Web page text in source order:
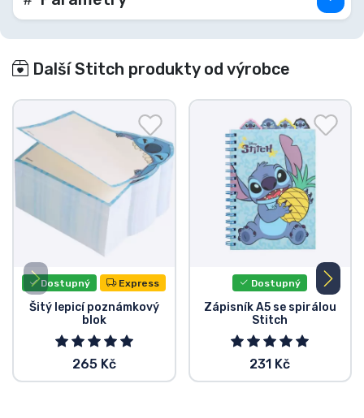
Další Stitch produkty od výrobce
Dostupný Express
Šitý lepicí poznámkový
blok
265 Kč
Dostupný
Zápisník A5 se spirálou
Stitch
231 Kč